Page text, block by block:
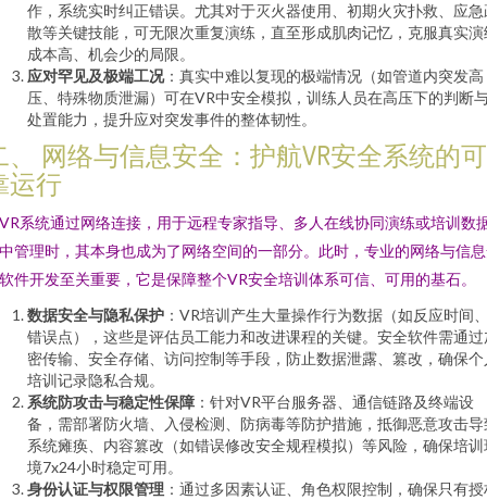
作，系统实时纠正错误。尤其对于灭火器使用、初期火灾扑救、应急
散等关键技能，可无限次重复演练，直至形成肌肉记忆，克服真实演
成本高、机会少的局限。
应对罕见及极端工况：真实中难以复现的极端情况（如管道内突发高
压、特殊物质泄漏）可在VR中安全模拟，训练人员在高压下的判断
处置能力，提升应对突发事件的整体韧性。
、 网络与信息安全：护航VR安全系统的可
运行
系统通过网络连接，用于远程专家指导、多人在线协同演练或培训数
管理时，其本身也成为了网络空间的一部分。此时，专业的网络与信
件开发至关重要，它是保障整个VR安全培训体系可信、可用的基石。
数据安全与隐私保护 ：VR培训产生大量操作行为数据（如反应时间
错误点），这些是评估员工能力和改进课程的关键。安全软件需通过
密传输、安全存储、访问控制等手段，防止数据泄露、篡改，确保个
培训记录隐私合规。
系统防攻击与稳定性保障 ：针对VR平台服务器、通信链路及终端设
备，需部署防火墙、入侵检测、防病毒等防护措施，抵御恶意攻击导
系统瘫痪、内容篡改（如错误修改安全规程模拟）等风险，确保培训
境7x24小时稳定可用。
身份认证与权限管理 ：通过多因素认证、角色权限控制，确保只有